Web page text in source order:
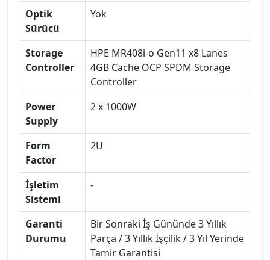
Optik
Sürücü
Yok
Storage
Controller
HPE MR408i-o Gen11 x8 Lanes
4GB Cache OCP SPDM Storage
Controller
Power
Supply
2 x 1000W
Form
Factor
2U
İşletim
Sistemi
-
Garanti
Durumu
Bir Sonraki İş Gününde 3 Yıllık
Parça / 3 Yıllık İşçilik / 3 Yıl Yerinde
Tamir Garantisi